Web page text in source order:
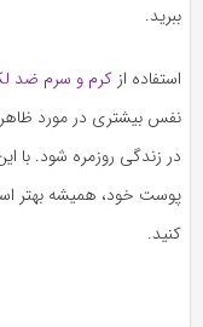
ببرید.
استفاده از کرم و سرم ضد
نفس بیشتری در مورد
در زندگی روزمره شود. با
پوست خود، همیشه
کنید.